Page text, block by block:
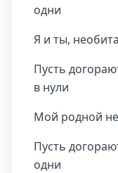
одни
Я и ты,
Пусть
в нули
Мой родной
Пусть
одни